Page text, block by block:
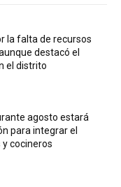
la falta de recursos
destacó el
el distrito
agosto estará
para integrar el
cocineros